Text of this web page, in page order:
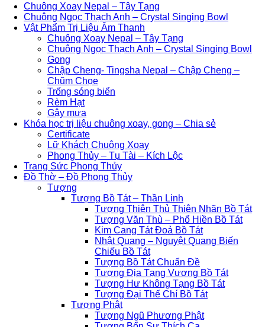
Chuông Xoay Nepal – Tây Tạng
Chuông Ngọc Thạch Anh – Crystal Singing Bowl
Vật Phẩm Trị Liệu Âm Thanh
Chuông Xoay Nepal – Tây Tạng
Chuông Ngọc Thạch Anh – Crystal Singing Bowl
Gong
Chập Cheng- Tingsha Nepal – Chập Cheng –
Chũm Chọe
Trống sóng biển
Rèm Hạt
Gậy mưa
Khóa học trị liệu chuông xoay, gong – Chia sẻ
Certificate
Lữ Khách Chuông Xoay
Phong Thủy – Tụ Tài – Kích Lộc
Trang Sức Phong Thủy
Đồ Thờ – Đồ Phong Thủy
Tượng
Tượng Bồ Tát – Thần Linh
Tượng Thiên Thủ Thiên Nhãn Bồ Tát
Tượng Văn Thù – Phổ Hiền Bồ Tát
Kim Cang Tát Đoả Bồ Tát
Nhật Quang – Nguyệt Quang Biến
Chiếu Bồ Tát
Tượng Bồ Tát Chuẩn Đề
Tượng Địa Tạng Vương Bồ Tát
Tượng Hư Không Tạng Bồ Tát
Tượng Đại Thế Chí Bồ Tát
Tượng Phật
Tượng Ngũ Phương Phật